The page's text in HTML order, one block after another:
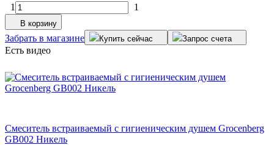
1 1
В корзину
Забрать в магазине Купить сейчас Запрос счета
Есть видео
Смеситель встраиваемый с гигиеническим душем Grocenberg
GB002 Никель